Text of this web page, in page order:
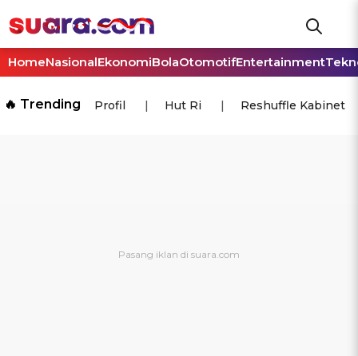
HomeNasionalEkonomiBolaOtomotifEntertainment
🔥 Trending Profil Hut Ri Reshuffle Kabinet